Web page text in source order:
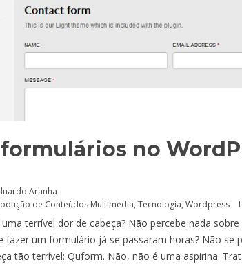
no
Aranha
de Conteúdos Multimédia, Tecnologia, Wordpress
terrível dor de cabeça? Não percebe nada
fazer um formulário já se passaram horas? Não se
tão terrível: Quform. Não, não é uma aspirina.